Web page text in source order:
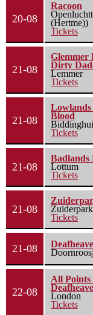
20-08
Racoon
(Hertme))
Tickets
21-08
Glemmer
Dirty
Lemmer
Tickets
21-08
Lowlands
Blood
Tickets
21-08
Badlands
Lottum
Tickets
21-08
Tickets
21-08
22-08
All Points
London
Tickets